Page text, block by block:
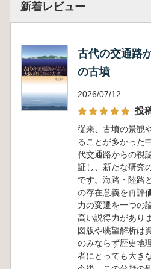
新着レビュー
古代の交通路
の古墳
2026/07/12
投
従来、古墳の景観
ることが多かった
代交通路からの視
証し、新たな研究
です。海路・陸路
の存在意義を再評
力の変遷を一つの
高い説得力があり
図版や眺望解析は
のみならず歴史地
者にとっても大き